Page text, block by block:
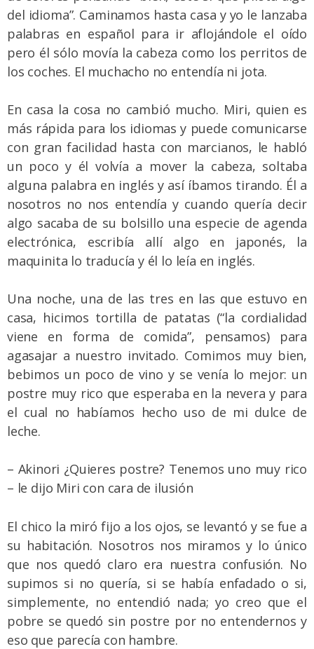
del idioma”. Caminamos hasta casa y yo le lanzaba
palabras en español para ir aflojándole el oído
pero él sólo movía la cabeza como los perritos de
los coches. El muchacho no entendía ni jota.
En casa la cosa no cambió mucho. Miri, quien es
más rápida para los idiomas y puede comunicarse
con gran facilidad hasta con marcianos, le habló
un poco y él volvía a mover la cabeza, soltaba
alguna palabra en inglés y así íbamos tirando. Él a
nosotros no nos entendía y cuando quería decir
algo sacaba de su bolsillo una especie de agenda
electrónica, escribía allí algo en japonés, la
maquinita lo traducía y él lo leía en inglés.
Una noche, una de las tres en las que estuvo en
casa, hicimos tortilla de patatas (“la cordialidad
viene en forma de comida”, pensamos) para
agasajar a nuestro invitado. Comimos muy bien,
bebimos un poco de vino y se venía lo mejor: un
postre muy rico que esperaba en la nevera y para
el cual no habíamos hecho uso de mi dulce de
leche.
– Akinori ¿Quieres postre? Tenemos uno muy rico
– le dijo Miri con cara de ilusión
El chico la miró fijo a los ojos, se levantó y se fue a
su habitación. Nosotros nos miramos y lo único
que nos quedó claro era nuestra confusión. No
supimos si no quería, si se había enfadado o si,
simplemente, no entendió nada; yo creo que el
pobre se quedó sin postre por no entendernos y
eso que parecía con hambre.